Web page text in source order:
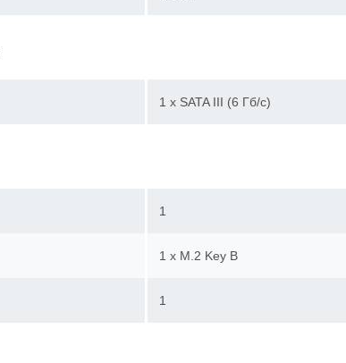
1 x SATA III (6 Гб/с)
1
1 х M.2 Key B
1